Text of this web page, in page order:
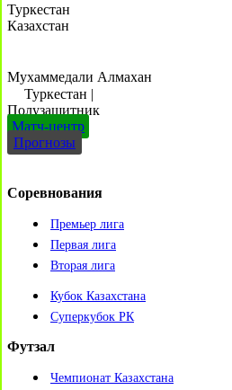
Туркестан
Казахстан
Мухаммедали Алмахан
Туркестан |
Полузащитник
Матч-центр
Прогнозы
Соревнования
Премьер лига
Первая лига
Вторая лига
Кубок Казахстана
Суперкубок РК
Футзал
Чемпионат Казахстана